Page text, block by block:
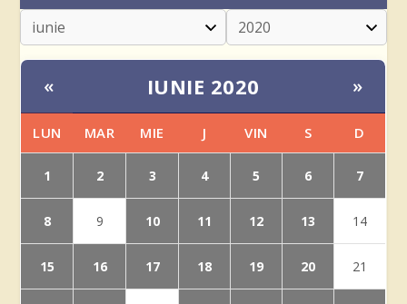
« IUNIE 2020 »
LUN MAR MIE J VIN S D
1 2 3 4 5 6 7
8 9 10 11 12 13 14
15 16 17 18 19 20 21